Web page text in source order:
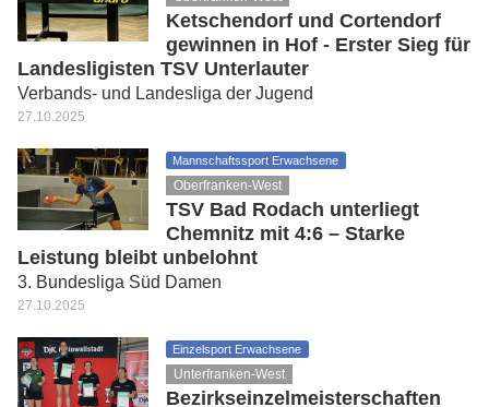
Ketschendorf und Cortendorf
gewinnen in Hof - Erster Sieg für
Landesligisten TSV Unterlauter
Verbands- und Landesliga der Jugend
27.10.2025
Mannschaftssport Erwachsene
Oberfranken-West
TSV Bad Rodach unterliegt
Chemnitz mit 4:6 – Starke
Leistung bleibt unbelohnt
3. Bundesliga Süd Damen
27.10.2025
Einzelsport Erwachsene
Unterfranken-West
Bezirkseinzelmeisterschaften